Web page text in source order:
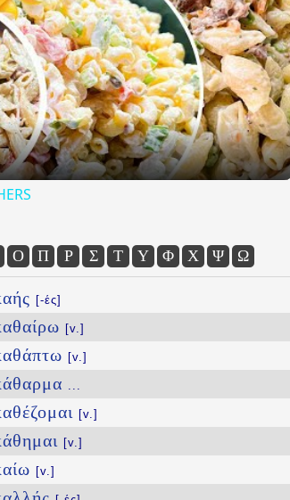
Ο Π Ρ Σ Τ Υ Φ Χ Ψ Ω
[-ές]
[v.]
[v.]
[v.]
[v.]
[v.]